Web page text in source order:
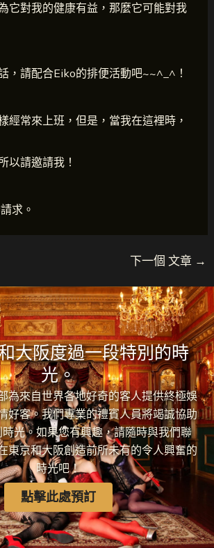
它對我的健康有益，那麼它可能對我
，請配合Eiko的排便活動吧~~^_^！
經常來上班，但是，當我在這裡時，
以請邀請我！
求。
下一個 文章 →
大阪度過一段特別的時
光。
為來自世界各地好奇的客人提供終極娛
好客。我們專業的禮賓人員將竭誠協助
光。如果您有興趣，請隨時與我們聯
東京和大阪創造前所未有的令人興奮的
時光吧！
點擊此處預訂